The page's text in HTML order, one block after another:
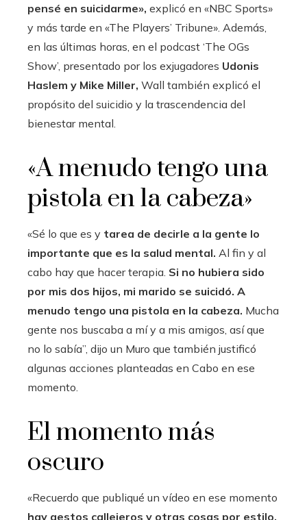
pensé en suicidarme», explicó en «NBC Sports»
y más tarde en «The Players’ Tribune». Además,
en las últimas horas, en el podcast ‘The OGs
Show’, presentado por los exjugadores Udonis
Haslem y Mike Miller, Wall también explicó el
propósito del suicidio y la trascendencia del
bienestar mental.
«A menudo tengo una
pistola en la cabeza»
«Sé lo que es y tarea de decirle a la gente lo
importante que es la salud mental. Al fin y al
cabo hay que hacer terapia. Si no hubiera sido
por mis dos hijos, mi marido se suicidó. A
menudo tengo una pistola en la cabeza. Mucha
gente nos buscaba a mí y a mis amigos, así que
no lo sabía”, dijo un Muro que también justificó
algunas acciones planteadas en Cabo en ese
momento.
El momento más
oscuro
«Recuerdo que publiqué un vídeo en ese momento
hay gestos callejeros y otras cosas por estilo.